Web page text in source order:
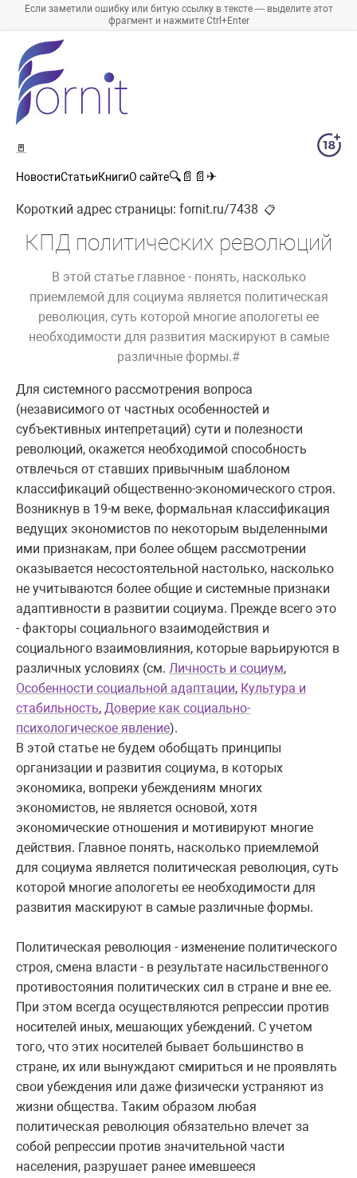
Если заметили ошибку или битую ссылку в тексте — выделите этот
фрагмент и нажмите Ctrl+Enter
🚪
НовостиСтатьиКнигиО сайте🔍 📄 📄 ✈
Короткий адрес страницы: fornit.ru/7438 📋
КПД политических революций
В этой статье главное - понять, насколько
приемлемой для социума является политическая
революция, суть которой многие апологеты ее
необходимости для развития маскируют в самые
различные формы.#
Для системного рассмотрения вопроса
(независимого от частных особенностей и
субъективных интепретаций) сути и полезности
революций, окажется необходимой способность
отвлечься от ставших привычным шаблоном
классификаций общественно-экономического строя.
Возникнув в 19-м веке, формальная классификация
ведущих экономистов по некоторым выделенными
ими признакам, при более общем рассмотрении
оказывается несостоятельной настолько, насколько
не учитываются более общие и системные признаки
адаптивности в развитии социума. Прежде всего это
- факторы социального взаимодействия и
социального взаимовлияния, которые варьируются в
различных условиях (см. Личность и социум,
Особенности социальной адаптации, Культура и
стабильность, Доверие как социально-
психологическое явление).
В этой статье не будем обобщать принципы
организации и развития социума, в которых
экономика, вопреки убеждениям многих
экономистов, не является основой, хотя
экономические отношения и мотивируют многие
действия. Главное понять, насколько приемлемой
для социума является политическая революция, суть
которой многие апологеты ее необходимости для
развития маскируют в самые различные формы.
Политическая революция - изменение политического
строя, смена власти - в результате насильственного
противостояния политических сил в стране и вне ее.
При этом всегда осуществляются репрессии против
носителей иных, мешающих убеждений. С учетом
того, что этих носителей бывает большинство в
стране, их или вынуждают смириться и не проявлять
свои убеждения или даже физически устраняют из
жизни общества. Таким образом любая
политическая революция обязательно влечет за
собой репрессии против значительной части
населения, разрушает ранее имевшееся